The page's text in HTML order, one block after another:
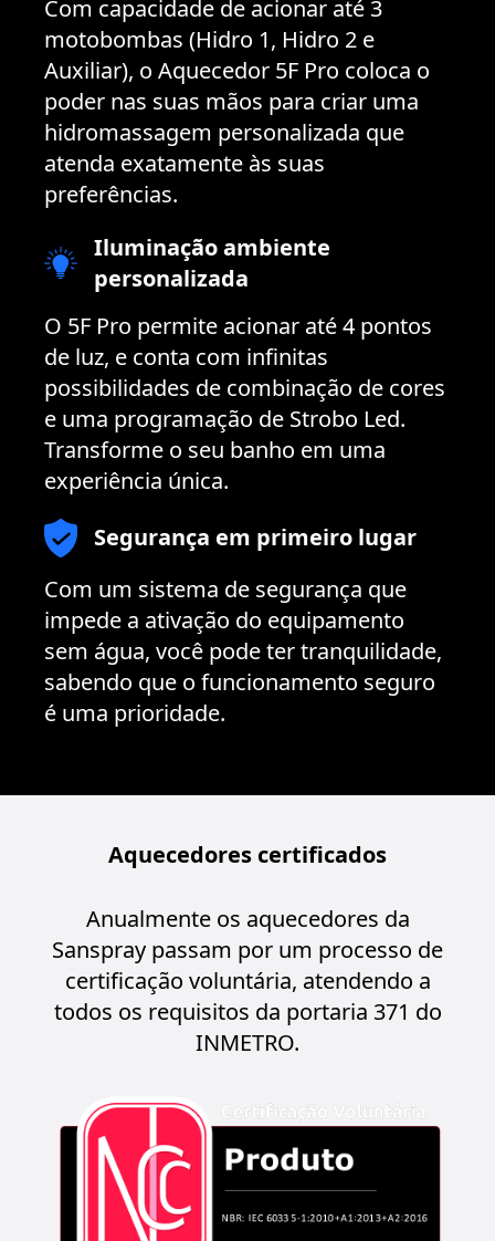
Com capacidade de acionar até 3
motobombas (Hidro 1, Hidro 2 e
Auxiliar), o Aquecedor 5F Pro coloca o
poder nas suas mãos para criar uma
hidromassagem personalizada que
atenda exatamente às suas
preferências.
Iluminação ambiente
personalizada
O 5F Pro permite acionar até 4 pontos
de luz, e conta com infinitas
possibilidades de combinação de cores
e uma programação de Strobo Led.
Transforme o seu banho em uma
experiência única.
Segurança em primeiro lugar
Com um sistema de segurança que
impede a ativação do equipamento
sem água, você pode ter tranquilidade,
sabendo que o funcionamento seguro
é uma prioridade.
Aquecedores certificados
Anualmente os aquecedores da
Sanspray passam por um processo de
certificação voluntária, atendendo a
todos os requisitos da portaria 371 do
INMETRO.